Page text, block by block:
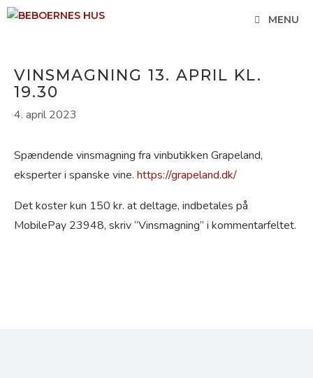
Hop
MENU
VINSMAGNING 13. APRIL KL.
19.30
4. april 2023
Spændende vinsmagning fra vinbutikken Grapeland,
eksperter i spanske vine. https://grapeland.dk/
Det koster kun 150 kr. at deltage, indbetales på
MobilePay 23948, skriv “Vinsmagning” i kommentarfeltet.